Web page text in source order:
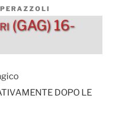
(GAG) 16-
DOPO LE